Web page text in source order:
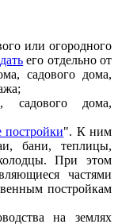
или огородного
его отдельно от
садового дома,
дома,
постройки". К ним
бани, теплицы,
При этом
частями
постройкам
на землях